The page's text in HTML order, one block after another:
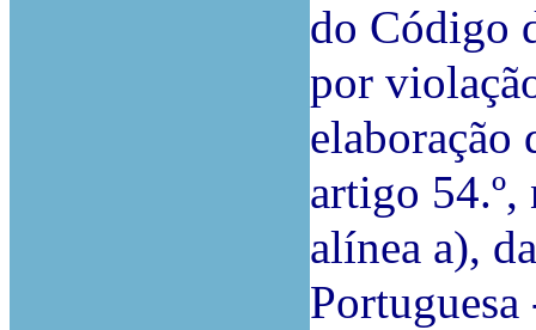
do Código
por
elaboração
artigo 54.º,
alínea a),